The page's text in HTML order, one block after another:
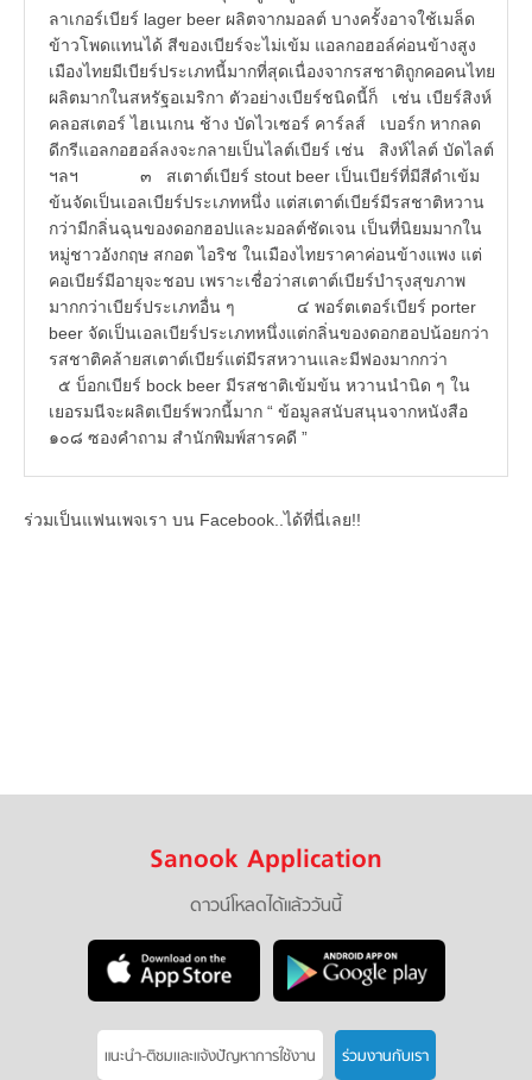
ลาเกอร์เบียร์ lager beer ผลิตจากมอลต์ บางครั้งอาจใช้เมล็ด
ข้าวโพดแทนได้ สีของเบียร์จะไม่เข้ม แอลกอฮอล์ค่อนข้างสูง
เมืองไทยมีเบียร์ประเภทนี้มากที่สุดเนื่องจากรสชาติถูกคอคนไทย
ผลิตมากในสหรัฐอเมริกา ตัวอย่างเบียร์ชนิดนี้ก็ เช่น เบียร์สิงห์
คลอสเตอร์ ไฮเนเกน ช้าง บัดไวเซอร์ คาร์ลส์ เบอร์ก หากลด
ดีกรีแอลกอฮอล์ลงจะกลายเป็นไลต์เบียร์ เช่น สิงห์ไลต์ บัดไลต์
ฯลฯ ๓ สเตาต์เบียร์ stout beer เป็นเบียร์ที่มีสีดำเข้ม
ข้นจัดเป็นเอลเบียร์ประเภทหนึ่ง แต่สเตาต์เบียร์มีรสชาติหวาน
กว่ามีกลิ่นฉุนของดอกฮอปและมอลต์ชัดเจน เป็นที่นิยมมากใน
หมู่ชาวอังกฤษ สกอต ไอริช ในเมืองไทยราคาค่อนข้างแพง แต่
คอเบียร์มีอายุจะชอบ เพราะเชื่อว่าสเตาต์เบียร์บำรุงสุขภาพ
มากกว่าเบียร์ประเภทอื่น ๆ ๔ พอร์ตเตอร์เบียร์ porter
beer จัดเป็นเอลเบียร์ประเภทหนึ่งแต่กลิ่นของดอกฮอปน้อยกว่า
รสชาติคล้ายสเตาต์เบียร์แต่มีรสหวานและมีฟองมากกว่า
๕ บ็อกเบียร์ bock beer มีรสชาติเข้มข้น หวานนำนิด ๆ ใน
เยอรมนีจะผลิตเบียร์พวกนี้มาก “ ข้อมูลสนับสนุนจากหนังสือ
๑๐๘ ซองคำถาม สำนักพิมพ์สารคดี ”
ร่วมเป็นแฟนเพจเรา บน Facebook..ได้ที่นี่เลย!!
Sanook Application
ดาวน์โหลดได้แล้ววันนี้
แนะนำ-ติชมเเละแจ้งปัญหาการใช้งาน ร่วมงานกับเรา